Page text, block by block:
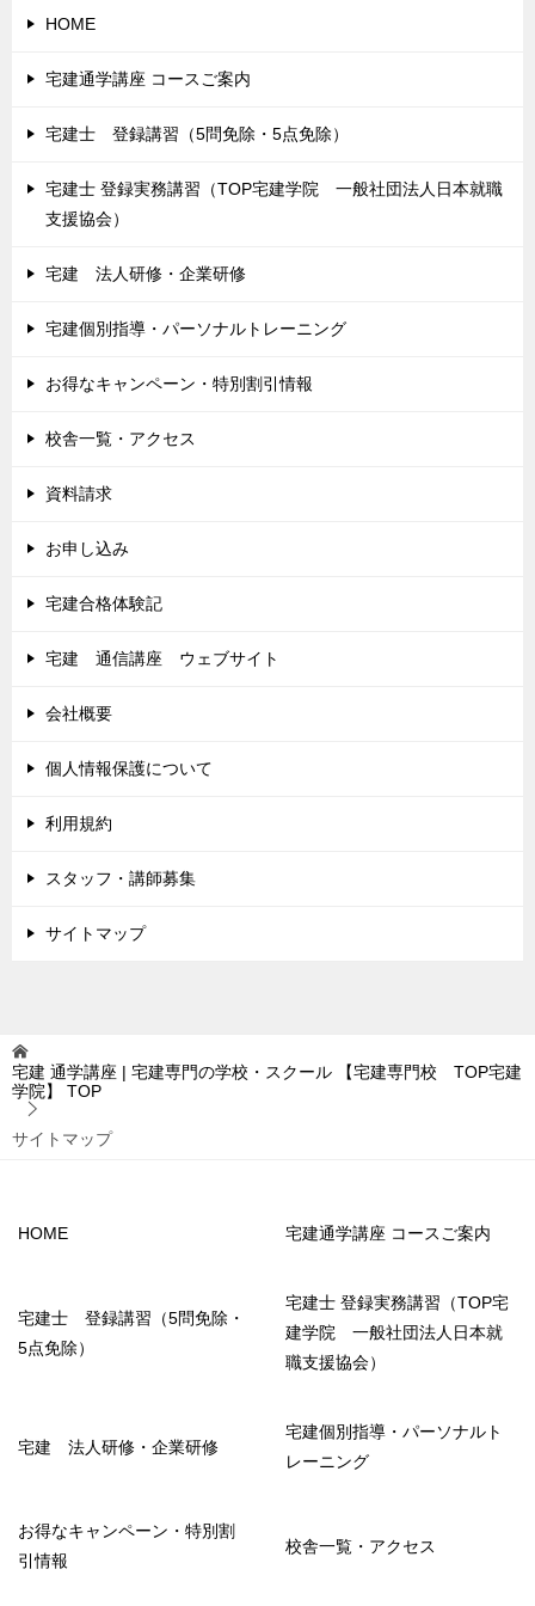
HOME
宅建通学講座 コースご案内
宅建士 登録講習（5問免除・5点免除）
宅建士 登録実務講習（TOP宅建学院 一般社団法人日本就職
支援協会）
宅建 法人研修・企業研修
宅建個別指導・パーソナルトレーニング
お得なキャンペーン・特別割引情報
校舎一覧・アクセス
資料請求
お申し込み
宅建合格体験記
宅建 通信講座 ウェブサイト
会社概要
個人情報保護について
利用規約
スタッフ・講師募集
サイトマップ
宅建 通学講座 | 宅建専門の学校・スクール 【宅建専門校 TOP宅建
学院】
TOP
サイトマップ
HOME 宅建通学講座 コースご案内
宅建士 登録講習（5問免除・
5点免除）
宅建士 登録実務講習（TOP宅
建学院 一般社団法人日本就
職支援協会）
宅建 法人研修・企業研修
宅建個別指導・パーソナルト
レーニング
お得なキャンペーン・特別割
引情報
校舎一覧・アクセス